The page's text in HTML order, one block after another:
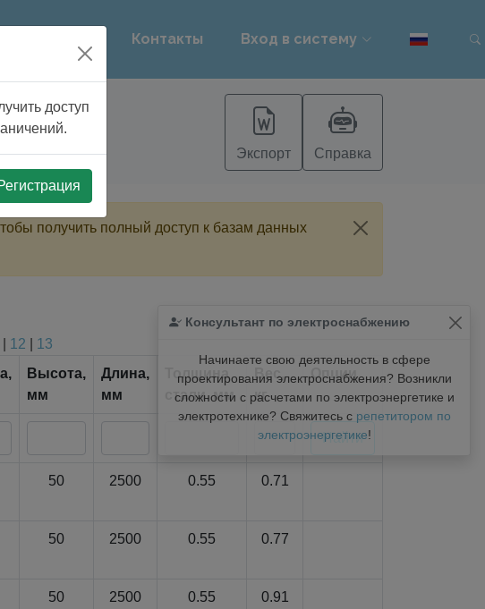
Контакты Вход в систему
Экспорт Справка
получить полный доступ к базам данных
Консультант по электроснабжению
Начинаете свою деятельность в сфере
проектирования электроснабжения? Возникли
сложности с расчетами по электроэнергетике и
электротехнике? Свяжитесь с репетитором по
электроэнергетике!
12
13
Высота,
мм
Длина,
мм
Толщина
стали, мм
Вес,
кг
Опции
50 2500 0.55 0.71
50 2500 0.55 0.77
50 2500 0.55 0.91
доступ